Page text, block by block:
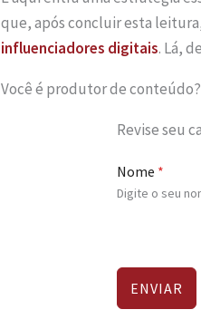
que, após concluir esta
influenciadores digitais. Lá,
Você é produtor de
Revise seu
Nome *
Digite o seu
ENVIAR